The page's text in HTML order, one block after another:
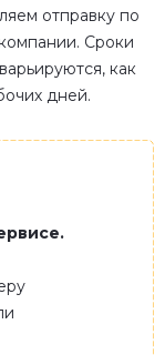
отправку по
Сроки
как
дней.